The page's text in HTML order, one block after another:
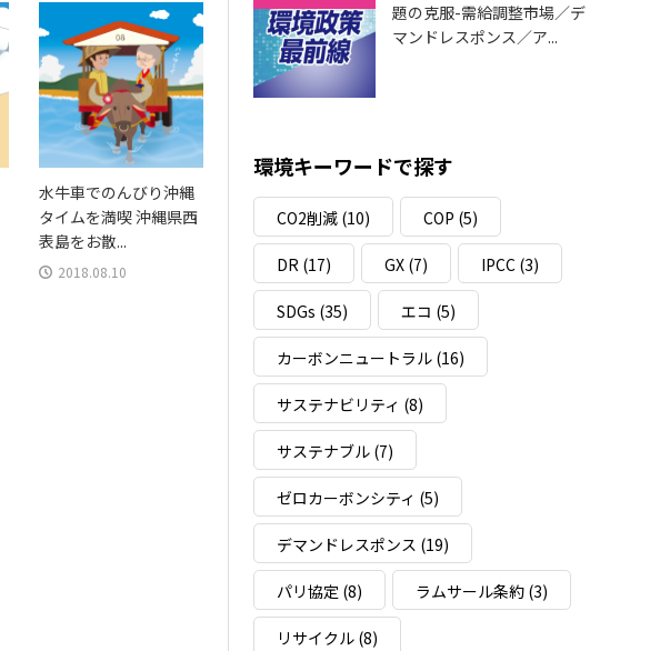
水牛車でのんびり沖縄
タイムを満喫 沖縄県西
表島をお散...
2018.08.10
題の克服-需給調整市場／デ
マンドレスポンス／ア...
環境キーワードで探す
CO2削減 (10) COP (5)
DR (17) GX (7) IPCC (3)
SDGs (35) エコ (5)
カーボンニュートラル (16)
サステナビリティ (8)
サステナブル (7)
ゼロカーボンシティ (5)
デマンドレスポンス (19)
パリ協定 (8) ラムサール条約 (3)
リサイクル (8)